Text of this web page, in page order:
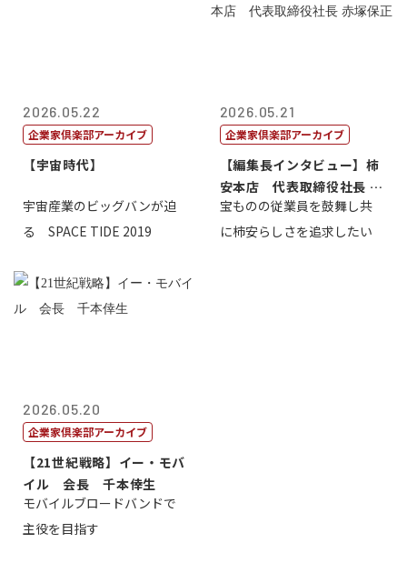
2026.05.22
企業家倶楽部アーカイブ
【宇宙時代】
宇宙産業のビッグバンが迫
る SPACE TIDE 2019
2026.05.21
企業家倶楽部アーカイブ
【編集長インタビュー】柿
安本店 代表取締役社長 赤
塚保正
宝ものの従業員を鼓舞し共
に柿安らしさを追求したい
2026.05.20
企業家倶楽部アーカイブ
【21世紀戦略】イー・モバ
イル 会長 千本倖生
モバイルブロードバンドで
主役を目指す